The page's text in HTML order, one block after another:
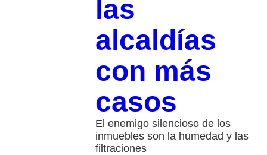
las
alcaldías
con más
casos
El enemigo silencioso de los
inmuebles son la humedad y las
filtraciones